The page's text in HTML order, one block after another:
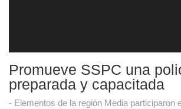
Promueve SSPC una
preparada y capacitada
- Elementos de la región Media participaron